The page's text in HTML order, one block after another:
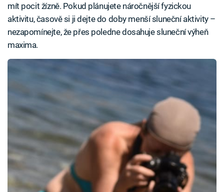
mít pocit žízně. Pokud plánujete náročnější fyzickou
aktivitu, časově si ji dejte do doby menší sluneční aktivity –
nezapomínejte, že přes poledne dosahuje sluneční výheň
maxima.